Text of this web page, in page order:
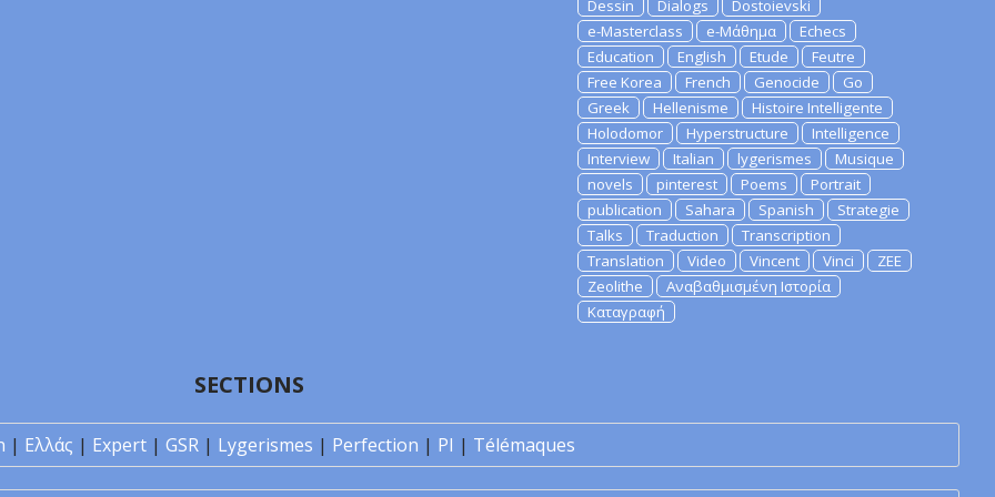
Dessin
Dialogs
Dostoievski
e-Masterclass
e-Μάθημα
Echecs
Education
English Etude
Feutre
Free Korea
French Genocide
Go
Greek
Hellenisme
Histoire Intelligente
Holodomor
Hyperstructure
Intelligence
Interview
Italian lygerismes
Musique
novels
pinterest Poems
Portrait
publication
Sahara Spanish
Strategie
Talks
Traduction
Transcription
Translation
Video Vincent Vinci
ZEE
Zeolithe
Αναβαθμισμένη Ιστορία
Καταγραφή
SECTIONS
| Ελλάς | Expert | GSR | Lygerismes | Perfection | PI | Télémaques